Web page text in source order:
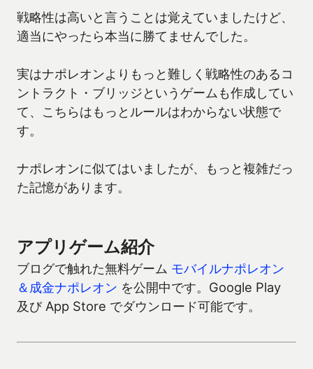
戦略性は高いと言うことは覚えていましたけど、
適当にやったら本当に勝てませんでした。
実はナポレオンよりもっと難しく戦略性のあるコ
ントラクト・ブリッジというゲームも作成してい
て、こちらはもっとルールはわからない状態で
す。
ナポレオンに似てはいましたが、もっと複雑だっ
た記憶があります。
アプリゲーム紹介
ブログで触れた無料ゲーム モバイルナポレオン
＆成金ナポレオン を公開中です。Google Play
及び App Store でダウンロード可能です。